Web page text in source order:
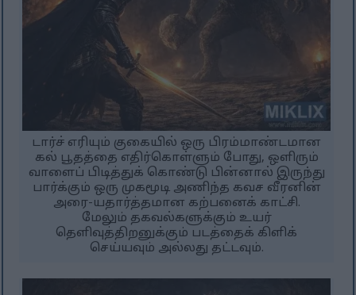
டார்ச் எரியும் குகையில் ஒரு பிரம்மாண்டமான
கல் பூதத்தை எதிர்கொள்ளும் போது, ஒளிரும்
வாளைப் பிடித்துக் கொண்டு பின்னால் இருந்து
பார்க்கும் ஒரு முகமூடி அணிந்த கவச வீரனின்
அரை-யதார்த்தமான கற்பனைக் காட்சி.
மேலும் தகவல்களுக்கும் உயர்
தெளிவுத்திறனுக்கும் படத்தைக் கிளிக்
செய்யவும் அல்லது தட்டவும்.